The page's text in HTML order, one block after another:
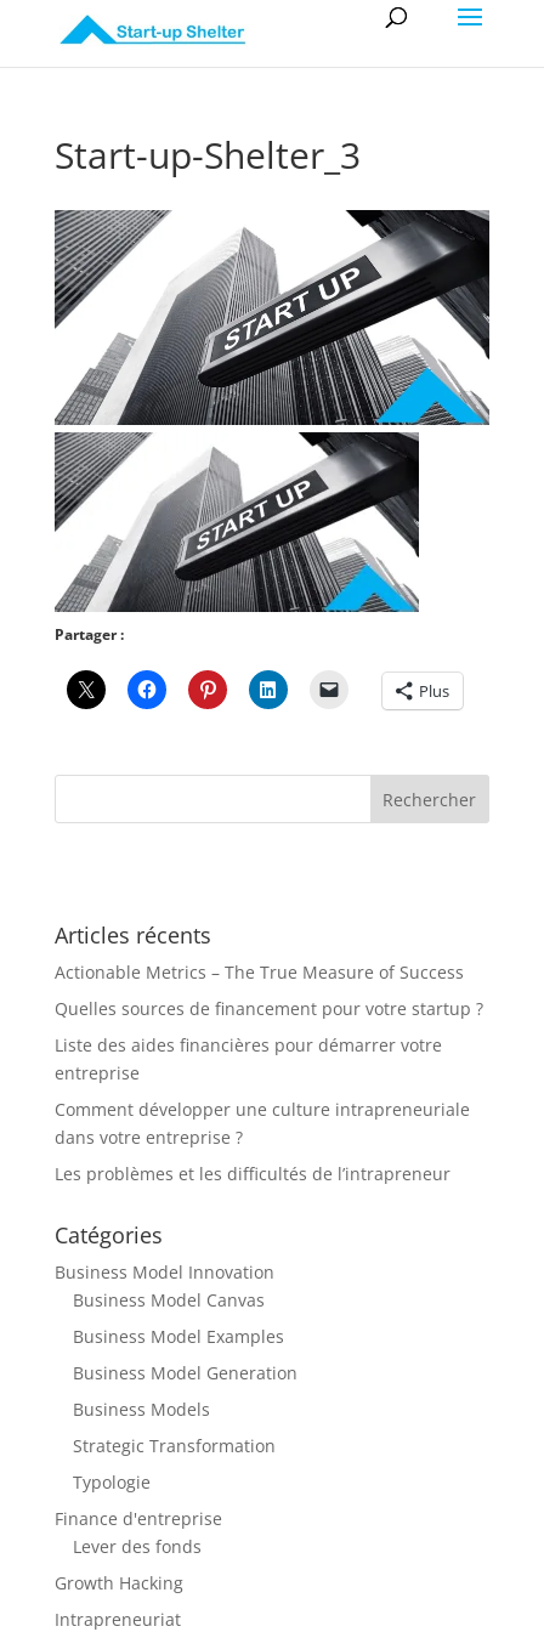
Start-up-Shelter_3
Partager :
Plus
Articles récents
Actionable Metrics – The True Measure of Success
Quelles sources de financement pour votre startup ?
Liste des aides financières pour démarrer votre
entreprise
Comment développer une culture intrapreneuriale
dans votre entreprise ?
Les problèmes et les difficultés de l’intrapreneur
Catégories
Business Model Innovation
Business Model Canvas
Business Model Examples
Business Model Generation
Business Models
Strategic Transformation
Typologie
Finance d'entreprise
Lever des fonds
Growth Hacking
Intrapreneuriat